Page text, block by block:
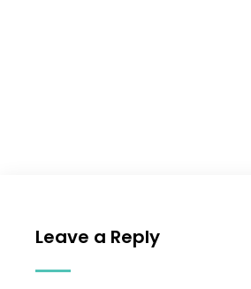
Leave a Reply